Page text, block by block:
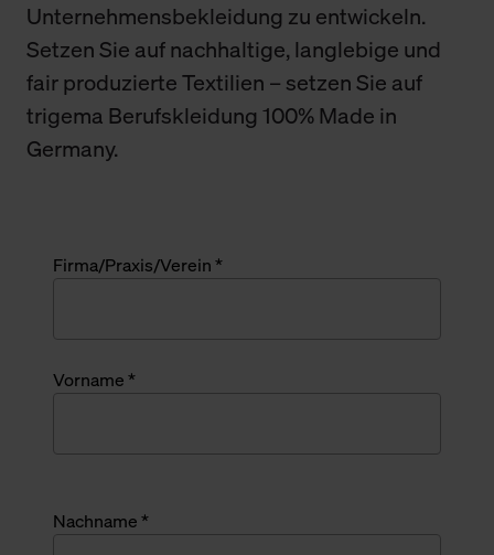
Unternehmensbekleidung zu entwickeln.
Setzen Sie auf nachhaltige, langlebige und
fair produzierte Textilien – setzen Sie auf
trigema Berufskleidung 100% Made in
Germany.
Firma/Praxis/Verein *
Vorname *
Nachname *